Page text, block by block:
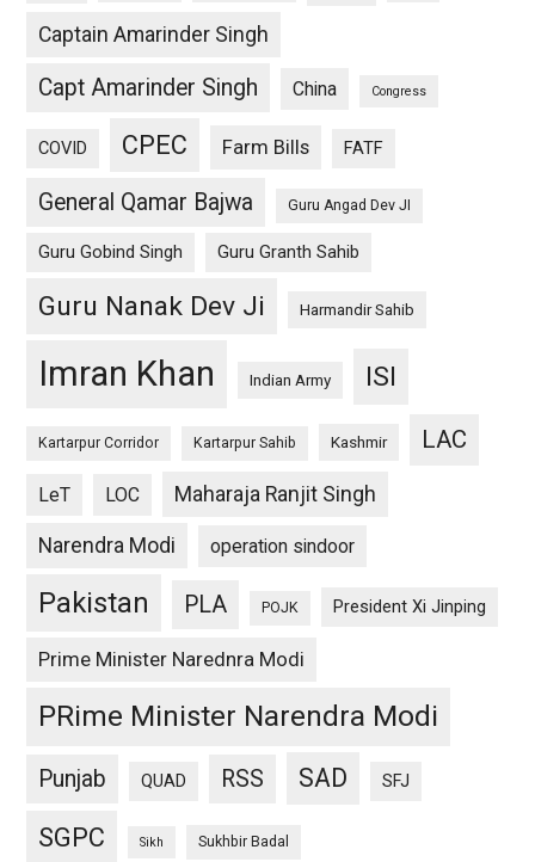
Captain Amarinder Singh
Capt Amarinder Singh China Congress
COVID CPEC Farm Bills FATF
General Qamar Bajwa Guru Angad Dev JI
Guru Gobind Singh Guru Granth Sahib
Guru Nanak Dev Ji Harmandir Sahib
Imran Khan Indian Army ISI
Kartarpur Corridor Kartarpur Sahib Kashmir LAC
LeT LOC Maharaja Ranjit Singh
Narendra Modi operation sindoor
Pakistan PLA POJK President Xi Jinping
Prime Minister Narednra Modi
PRime Minister Narendra Modi
Punjab QUAD RSS SAD SFJ
SGPC Sikh Sukhbir Badal